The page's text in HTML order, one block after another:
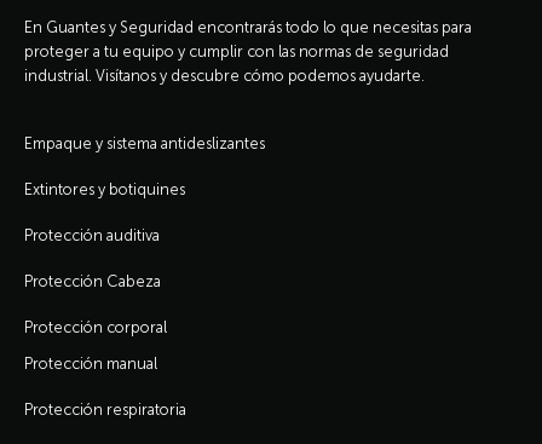
En Guantes y Seguridad encontrarás todo lo que necesitas para
proteger a tu equipo y cumplir con las normas de seguridad
industrial. Visítanos y descubre cómo podemos ayudarte.
Empaque y sistema antideslizantes
Extintores y botiquines
Protección auditiva
Protección Cabeza
Protección corporal
Protección manual
Protección respiratoria